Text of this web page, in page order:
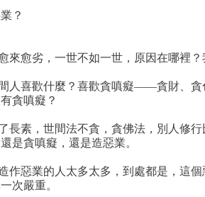
？
來愈劣，一世不如一世，原因在哪裡
人喜歡什麼？喜歡貪嗔癡——貪財、
貪嗔癡？
長素，世間法不貪，貪佛法，別人修
是貪嗔癡，還是造惡業。
作惡業的人太多太多，到處都是，這
次嚴重。